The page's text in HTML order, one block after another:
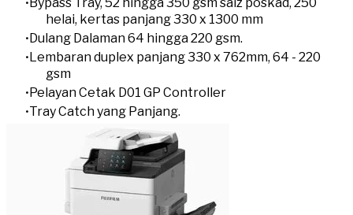
helai, kertas panjang 330 x 1300 mm
Dulang Dalaman 64 hingga 220 gsm.
Lembaran duplex panjang 330 x 762mm, 64 - 220
gsm
Pelayan Cetak D01 GP Controller
Tray Catch yang Panjang.